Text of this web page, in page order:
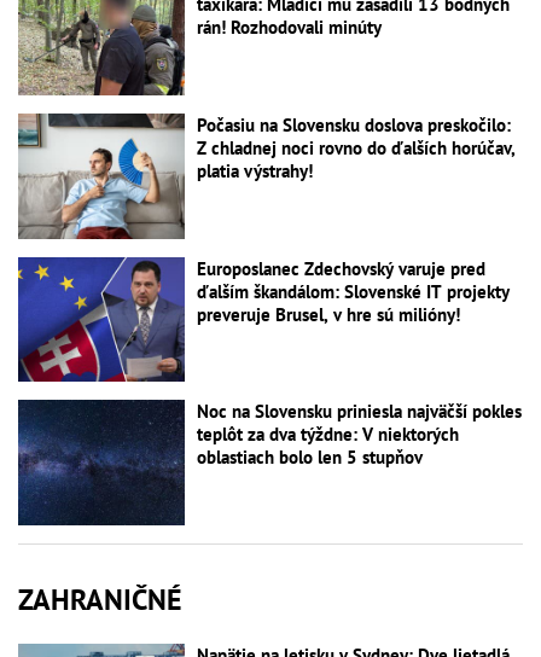
rán! Rozhodovali minúty
Počasiu na Slovensku doslova preskočilo:
Z chladnej noci rovno do ďalších horúčav,
platia výstrahy!
Europoslanec Zdechovský varuje pred
ďalším škandálom: Slovenské IT projekty
preveruje Brusel, v hre sú milióny!
Noc na Slovensku priniesla najväčší pokles
teplôt za dva týždne: V niektorých
oblastiach bolo len 5 stupňov
ZAHRANIČNÉ